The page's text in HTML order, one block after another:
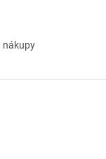
nákupy